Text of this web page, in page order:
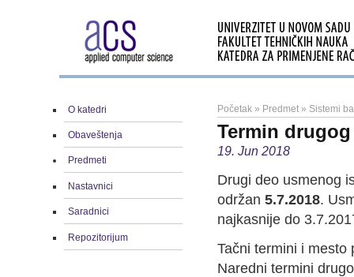
O katedri
Obaveštenja
Predmeti
Nastavnici
Saradnici
Repozitorijum
Početak » Predmet » Sistemi
Termin
19. Jun 2018
Drugi deo usmenog
održan 5.7.2018.
najkasnije do
Tačni termini i mesto
Naredni termini